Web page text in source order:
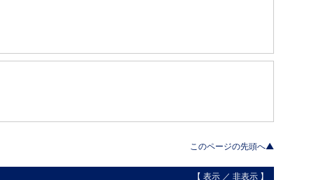
このページの先頭へ▲
【 表示 ／ 非表示 】